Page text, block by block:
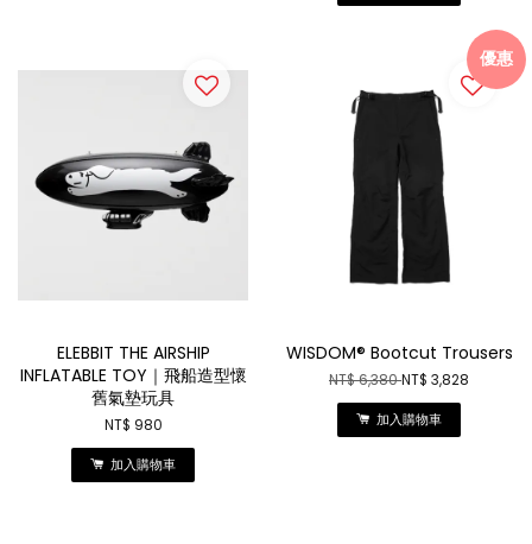
ELEBBIT THE AIRSHIP
INFLATABLE TOY｜飛船造型懷
舊氣墊玩具
NT$ 980
加入購物車
優惠
WISDOM® Bootcut Trousers
NT$ 6,380NT$ 3,828
加入購物車